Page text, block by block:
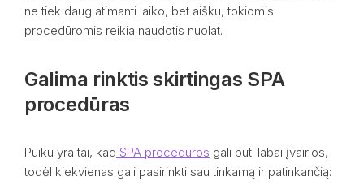
ne tiek daug atimanti laiko, bet aišku, tokiomis
procedūromis reikia naudotis nuolat.
Galima rinktis skirtingas SPA
procedūras
Puiku yra tai, kad SPA procedūros gali būti labai įvairios,
todėl kiekvienas gali pasirinkti sau tinkamą ir patinkančią: